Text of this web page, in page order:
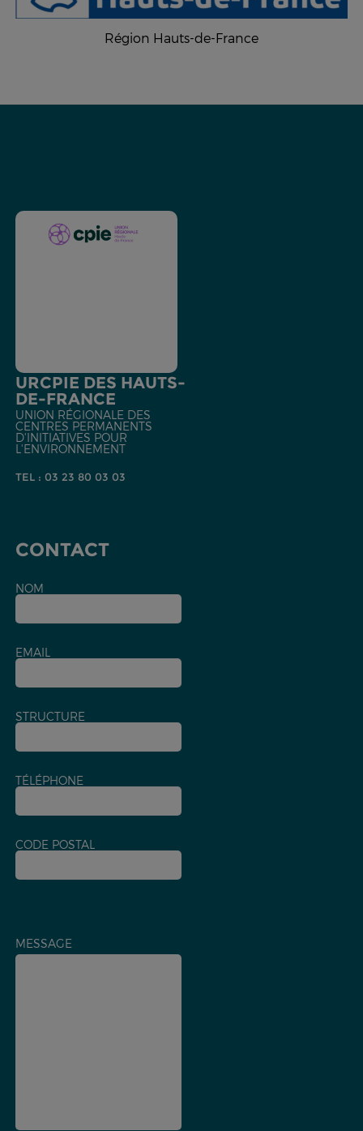
Région Hauts-de-France
URCPIE DES HAUTS-
DE-FRANCE
UNION RÉGIONALE DES
CENTRES PERMANENTS
D'INITIATIVES POUR
L'ENVIRONNEMENT
TEL : 03 23 80 03 03
CONTACT
NOM
EMAIL
STRUCTURE
TÉLÉPHONE
CODE POSTAL
MESSAGE